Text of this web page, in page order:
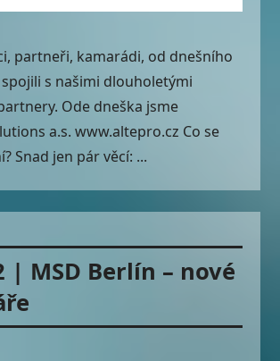
partneři, kamarádi, od dnešního
s našimi dlouholetými
Ode dneška jsme
a.s. www.altepro.cz Co se
Snad jen pár věcí: ...
| MSD Berlín – nové